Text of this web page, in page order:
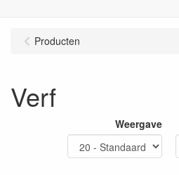
Producten
Verf
Weergave